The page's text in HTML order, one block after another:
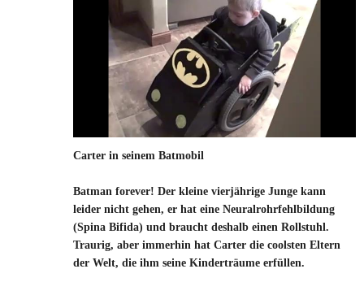
Carter in seinem Batmobil
Batman forever! Der kleine vierjährige Junge kann
leider nicht gehen, er hat eine Neuralrohrfehlbildung
(Spina Bifida) und braucht deshalb einen Rollstuhl.
Traurig, aber immerhin hat Carter die coolsten Eltern
der Welt, die ihm seine Kinderträume erfüllen.